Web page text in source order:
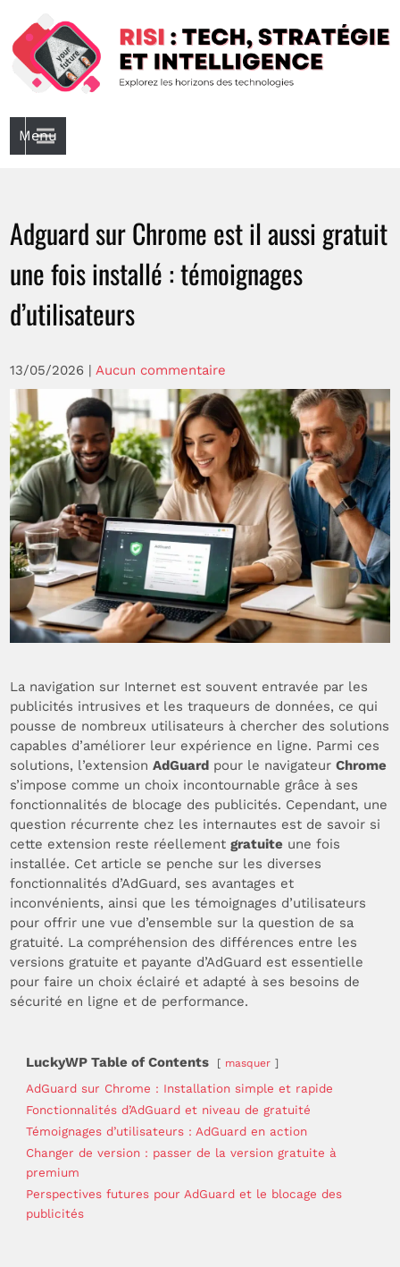
content
Risi : Tech, Stratégie Et Intelligence
Menu
Adguard sur Chrome est il aussi gratuit
une fois installé : témoignages
d’utilisateurs
13/05/2026 |Aucun commentaire
La navigation sur Internet est souvent entravée par les
publicités intrusives et les traqueurs de données, ce qui
pousse de nombreux utilisateurs à chercher des solutions
capables d’améliorer leur expérience en ligne. Parmi ces
solutions, l’extensionAdGuard pour le navigateurChrome
s’impose comme un choix incontournable grâce à ses
fonctionnalités de blocage des publicités. Cependant, une
question récurrente chez les internautes est de savoir si
cette extension reste réellementgratuite une fois
installée. Cet article se penche sur les diverses
fonctionnalités d’AdGuard, ses avantages et
inconvénients, ainsi que les témoignages d’utilisateurs
pour offrir une vue d’ensemble sur la question de sa
gratuité. La compréhension des différences entre les
versions gratuite et payante d’AdGuard est essentielle
pour faire un choix éclairé et adapté à ses besoins de
sécurité en ligne et de performance.
LuckyWP Table of Contents masquer
AdGuard sur Chrome : Installation simple et rapide
Fonctionnalités d’AdGuard et niveau de gratuité
Témoignages d’utilisateurs : AdGuard en action
Changer de version : passer de la version gratuite à
premium
Perspectives futures pour AdGuard et le blocage des
publicités